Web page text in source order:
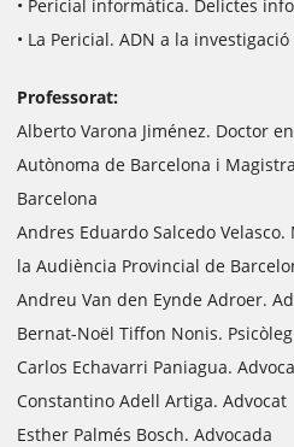
• Pericial informàtica. Delictes
• La Pericial. ADN a la
Professorat:
Alberto Varona Jiménez. Doctor
Autònoma de Barcelona i
Barcelona
Andres Eduardo Salcedo
la Audiència Provincial de
Andreu Van den Eynde Adroer.
Bernat-Noël Tiffon Nonis. Psicòleg
Carlos Echavarri Paniagua.
Constantino Adell Artiga. Advocat
Esther Palmés Bosch. Advocada